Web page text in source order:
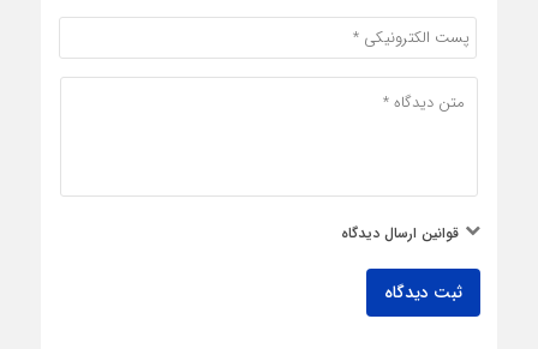
قوانین ارسال دیدگاه
ثبت دیدگاه